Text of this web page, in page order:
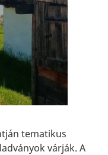
tematikus
várják. A